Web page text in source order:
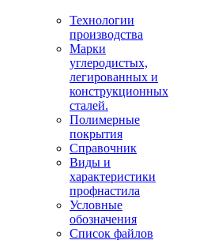
Технологии
производства
Марки
углеродистых,
легированных и
конструкционных
сталей.
Полимерные
покрытия
Справочник
Виды и
характеристики
профнастила
Условные
обозначения
Список файлов